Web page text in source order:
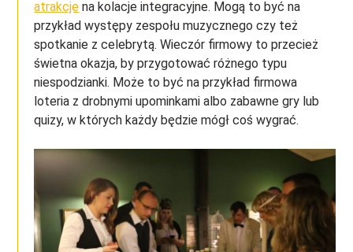
atrakcje na kolacje integracyjne. Mogą to być na
przykład występy zespołu muzycznego czy też
spotkanie z celebrytą. Wieczór firmowy to przecież
świetna okazja, by przygotować różnego typu
niespodzianki. Może to być na przykład firmowa
loteria z drobnymi upominkami albo zabawne gry lub
quizy, w których każdy będzie mógł coś wygrać.